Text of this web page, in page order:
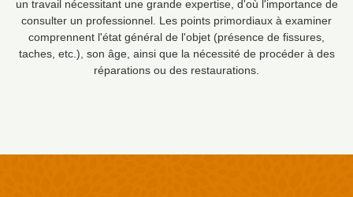
un travail nécessitant une grande expertise, d'où l'importance de
consulter un professionnel. Les points primordiaux à examiner
comprennent l'état général de l'objet (présence de fissures,
taches, etc.), son âge, ainsi que la nécessité de procéder à des
réparations ou des restaurations.